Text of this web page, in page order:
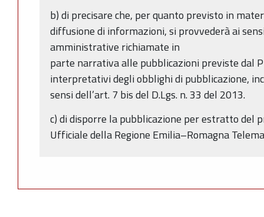
b) di precisare che, per quanto previsto in
diffusione di informazioni, si provvederà ai
amministrative richiamate in
parte narrativa alle pubblicazioni previste dal
interpretativi degli obblighi di pubblicazione,
sensi dell’art. 7 bis del D.Lgs. n. 33 del 2013.
c) di disporre la pubblicazione per estratto del
Ufficiale della Regione Emilia–Romagna